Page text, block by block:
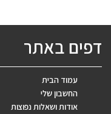
דפים באתר
עמוד הבית
החשבון שלי
אודות ושאלות נפוצות